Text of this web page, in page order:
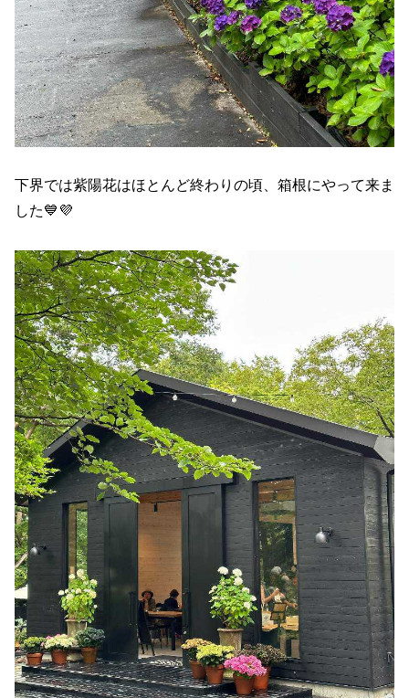
下界では紫陽花はほとんど終わりの頃、箱根にやって来ま
した💙💜